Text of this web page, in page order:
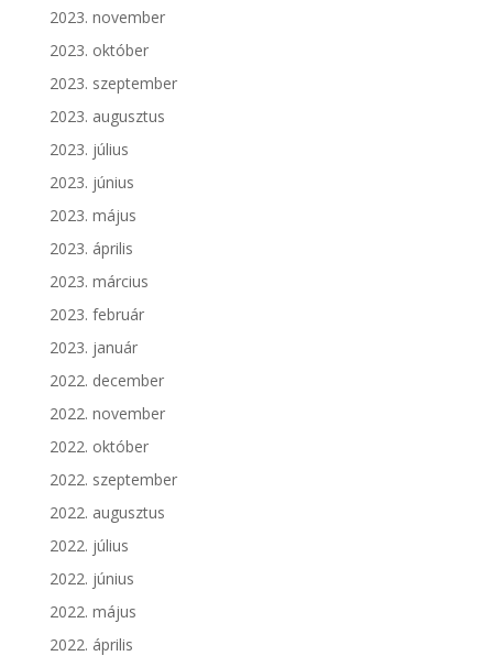
2023. november
2023. október
2023. szeptember
2023. augusztus
2023. július
2023. június
2023. május
2023. április
2023. március
2023. február
2023. január
2022. december
2022. november
2022. október
2022. szeptember
2022. augusztus
2022. július
2022. június
2022. május
2022. április